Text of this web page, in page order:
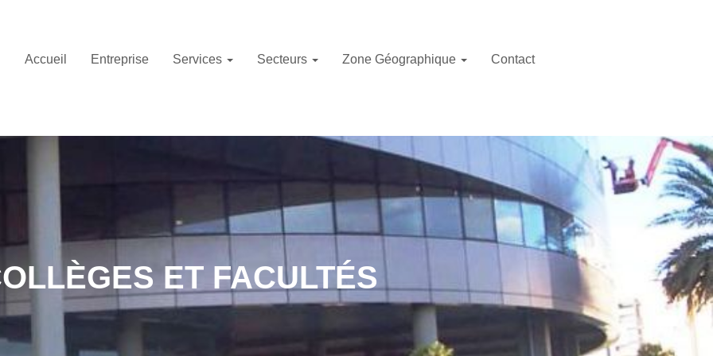
Accueil Entreprise Services Secteurs Zone Géographique Contact
ET FACULTÉS